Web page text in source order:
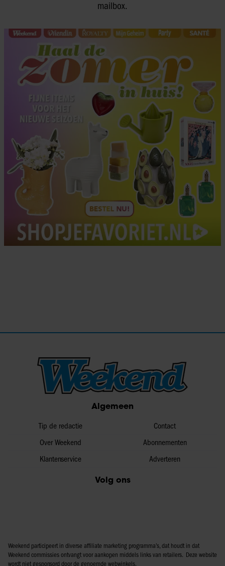
mailbox.
Algemeen
Tip de redactie
Over Weekend
Klantenservice
Contact
Abonnementen
Adverteren
Volg ons
Weekend participeert in diverse affiliate marketing programma’s, dat houdt in dat
Weekend commissies ontvangt voor aankopen middels links van retailers. Deze website
wordt niet gesponsord door de genoemde webwinkels.